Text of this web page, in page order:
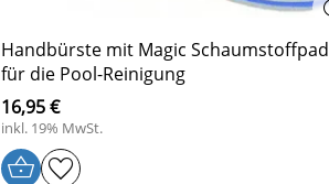
Handbürste mit Magic Schaumstoffpad
für die Pool-Reinigung
16,95 €
inkl. 19% MwSt.